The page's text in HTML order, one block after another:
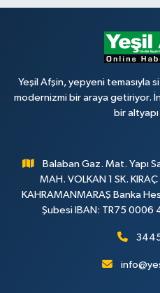
Yeşil Afşin, yepyeni temasıyla
modernizmi bir araya getiriyor.
bir
Balaban Gaz. Mat. Yapı
MAH. VOLKAN 1 SK.
KAHRAMANMARAŞ Banka
Şubesi IBAN: TR75 0006